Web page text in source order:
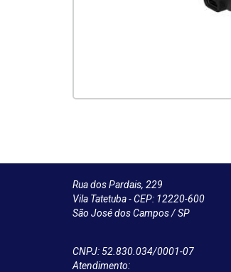
Rua dos Pardais, 229
Vila Tatetuba - CEP: 12220-600
São José dos Campos / SP
CNPJ: 52.830.034/0001-07
Atendimento: